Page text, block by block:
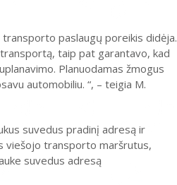
transporto paslaugų poreikis didėja.
taip pat garantavo, kad
Planuodamas žmogus
automobiliu. “, – teigia M.
suvedus pradinį adresą ir
viešojo transporto maršrutus,
suvedus adresą